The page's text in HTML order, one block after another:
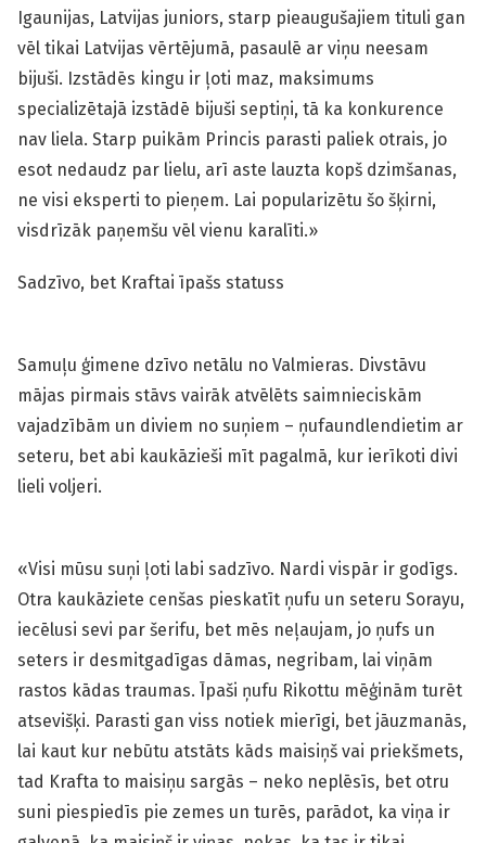
Igaunijas, Latvijas juniors, starp pieaugušajiem tituli gan
vēl tikai Latvijas vērtējumā, pasaulē ar viņu neesam
bijuši. Izstādēs kingu ir ļoti maz, maksimums
specializētajā izstādē bijuši septiņi, tā ka konkurence
nav liela. Starp puikām Princis parasti paliek otrais, jo
esot nedaudz par lielu, arī aste lauzta kopš dzimšanas,
ne visi eksperti to pieņem. Lai popularizētu šo šķirni,
visdrīzāk paņemšu vēl vienu karalīti.»
Sadzīvo, bet Kraftai īpašs statuss
Samuļu ģimene dzīvo netālu no Valmieras. Divstāvu
mājas pirmais stāvs vairāk atvēlēts saim­nieciskām
vajadzībām un diviem no suņiem – ņufaundlendietim ar
seteru, bet abi kaukāzieši mīt pagalmā, kur ierīkoti divi
lieli voljeri.
«Visi mūsu suņi ļoti labi sadzīvo. Nardi vispār ir godīgs.
Otra kaukāziete cenšas pieskatīt ņufu un seteru Sorayu,
iecēlusi sevi par šerifu, bet mēs neļaujam, jo ņufs un
seters ir desmitgadīgas dāmas, negribam, lai viņām
rastos kādas traumas. Īpaši ņufu Rikottu mēģinām turēt
atsevišķi. Parasti gan viss notiek mierīgi, bet jāuzmanās,
lai kaut kur nebūtu atstāts kāds maisiņš vai priekšmets,
tad Krafta to maisiņu sargās – neko neplēsīs, bet otru
suni piespiedīs pie zemes un turēs, parādot, ka viņa ir